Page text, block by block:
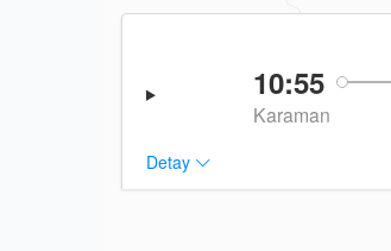
10:55
Karaman
Detay